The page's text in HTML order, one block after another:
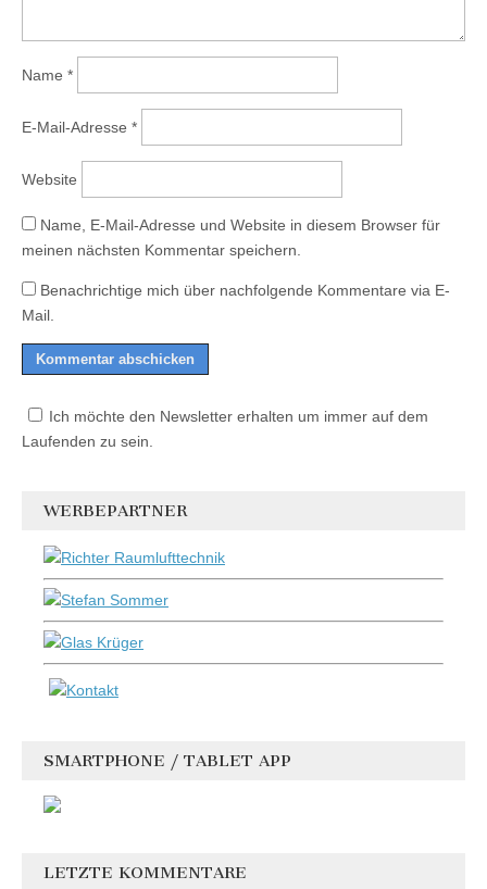
Name *
E-Mail-Adresse *
Website
Name, E-Mail-Adresse und Website in diesem Browser für
meinen nächsten Kommentar speichern.
Benachrichtige mich über nachfolgende Kommentare via E-
Mail.
Ich möchte den Newsletter erhalten um immer auf dem
Laufenden zu sein.
WERBEPARTNER
SMARTPHONE / TABLET APP
LETZTE KOMMENTARE